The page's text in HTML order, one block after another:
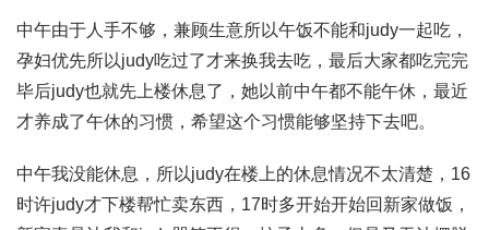
中午由于人手不够，兼顾生意所以午饭不能和judy一起吃，
孕妇优先所以judy吃过了才来换我去吃，最后大家都吃完完
毕后judy也就先上楼休息了，她以前中午都不能午休，最近
才养成了午休的习惯，希望这个习惯能够坚持下去吧。
中午我没能休息，所以judy在楼上的休息情况不太清楚，16
时许judy才下楼帮忙卖东西，17时多开始开始回新家做饭，